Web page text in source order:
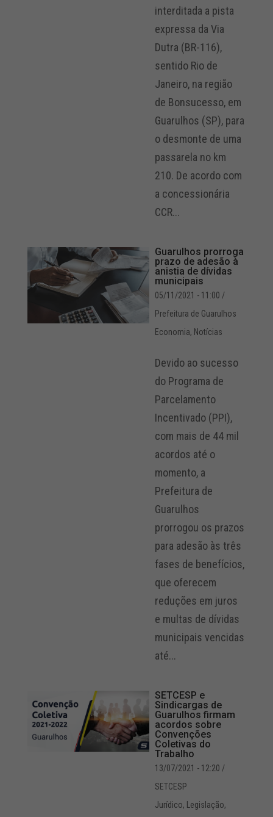
interditada a pista
expressa da Via
Dutra (BR-116),
sentido Rio de
Janeiro, na região
de Bonsucesso, em
Guarulhos (SP), para
o desmonte de uma
passarela no km
210. De acordo com
a concessionária
CCR...
Guarulhos prorroga
prazo de adesão à
anistia de dívidas
municipais
05/11/2021 - 11:00 /
Prefeitura de Guarulhos
Economia, Notícias
Devido ao sucesso
do Programa de
Parcelamento
Incentivado (PPI),
com mais de 44 mil
acordos até o
momento, a
Prefeitura de
Guarulhos
prorrogou os prazos
para adesão às três
fases de benefícios,
que oferecem
reduções em juros
e multas de dívidas
municipais vencidas
até...
SETCESP e
Sindicargas de
Guarulhos firmam
acordos sobre
Convenções
Coletivas do
Trabalho
13/07/2021 - 12:20 /
SETCESP
Jurídico, Legislação,